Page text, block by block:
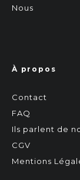
Nous
À propos
Contact
FAQ
Ils parlent de
CGV
Mentions